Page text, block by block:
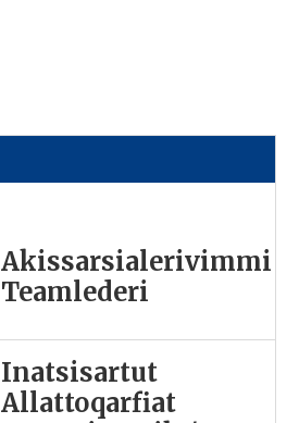
Akissarsialerivimmi
Teamlederi
Inatsisartut
Allattoqarfiat